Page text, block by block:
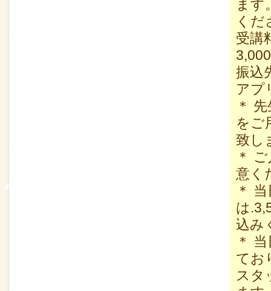
ます
くだ
受講
振込
アプ
＊
をご
致し
＊
意く
＊
は
込み
＊
てお
スタ